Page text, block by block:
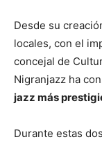
Desde su
locales, con el
concejal de
Nigranjazz ha
jazz más
Durante estas